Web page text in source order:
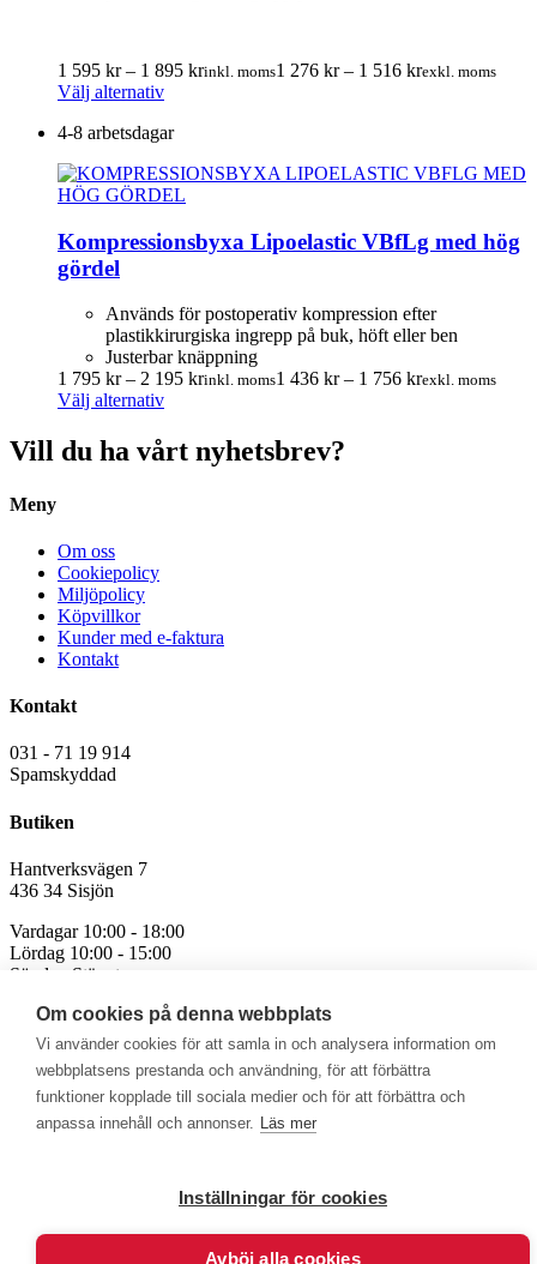
Om cookies på denna webbplats
Vi använder cookies för att samla in och analysera information om
webbplatsens prestanda och användning, för att förbättra
funktioner kopplade till sociala medier och för att förbättra och
anpassa innehåll och annonser. Läs mer
Inställningar för cookies
Avböj alla cookies
1 595 kr – 1 895 krPrisintervall:
895.00 kr
inkl. moms1 276 kr – 1 516 krPrisintervall:
516.00 kr
exkl. moms
Välj alternativDen
produkten
flera
varianter.
olika
väljas
på
produktsidan
4-8 arbetsdagar
Kompressionsbyxa Lipoelastic VBfLg med hög
gördel
Används för postoperativ kompression efter
plastikkirurgiska ingrepp på buk, höft eller ben
Justerbar knäppning
1 795 kr – 2 195 krPrisintervall:
2
inkl. moms1 436 kr – 1 756 krPrisintervall:
exkl. moms
Välj alternativDen
produkten
har
på
Vill du ha vårt nyhetsbrev?
Meny
Om oss
Cookiepolicy
Miljöpolicy
Köpvillkor
Kunder med e-faktura
Kontakt
Kontakt
031 - 71 19 914
Spamskyddad
Butiken
Hantverksvägen 7
436 34 Sisjön
Vardagar 10:00 - 18:00
Lördag 10:00 - 15:00
Söndag Stängt
Avvikande öppettider för röda och helgdagar
Välkommen att se vårt övriga sortiment!